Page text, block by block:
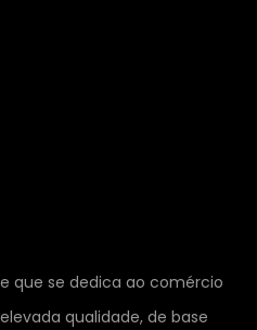
que se dedica ao comércio
qualidade, de base